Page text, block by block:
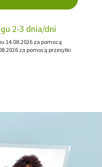
2-3 dnia/dni
14.08.2026 za pomocą
za pomocą przesyłki